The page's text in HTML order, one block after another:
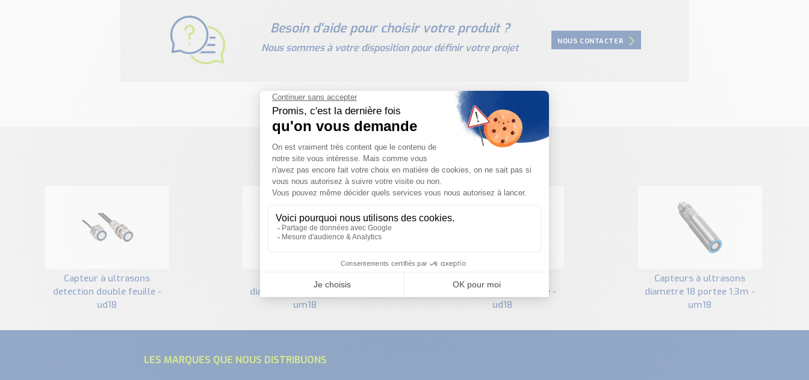
Besoin d'aide pour choisir votre produit ?
Nous sommes à votre disposition pour définir votre projet NOUS CONTACTER
PRODUITS SIMILAIRES
capteur à ultrasons
detection double feuille -
ud18
diametre 18 portee 1.3m -
um18
detection double feuille -
ud18
capteurs à ultrasons
diametre 18 portee 1.3m -
um18
LES MARQUES QUE NOUS DISTRIBUONS